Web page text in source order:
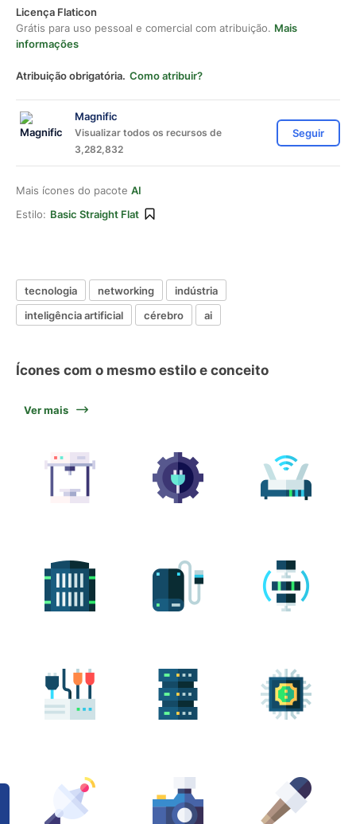
Licença Flaticon
Grátis para uso pessoal e comercial com atribuição. Mais
informações
Atribuição obrigatória. Como atribuir?
Magnific
Visualizar todos os recursos de
3,282,832
Seguir
Mais ícones do pacote AI
Estilo: Basic Straight Flat
tecnologia networking
indústria
inteligência artificial
cérebro ai
Ícones com o mesmo estilo e conceito
Ver mais